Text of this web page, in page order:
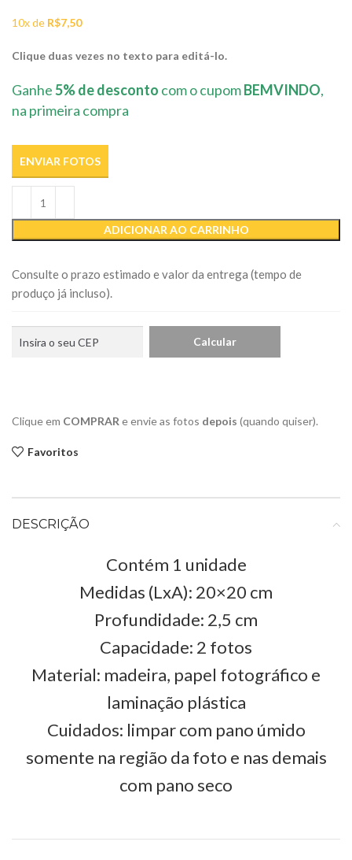
10x de R$7,50
Clique duas vezes no texto para editá-lo.
Ganhe5% de desconto com o cupomBEMVINDO,
na primeira compra
ENVIAR FOTOS
ADICIONAR AO CARRINHO
Consulte o prazo estimado e valor da entrega (tempo de
produço já incluso).
Clique em COMPRARe envie as fotos depois (quando quiser).
Favoritos
DESCRIÇÃO
Contém 1 unidade
Medidas (LxA): 20×20 cm
Profundidade: 2,5 cm
Capacidade: 2 fotos
Material: madeira, papel fotográfico e
laminação plástica
Cuidados: limpar com pano úmido
somente na região da foto e nas demais
com pano seco